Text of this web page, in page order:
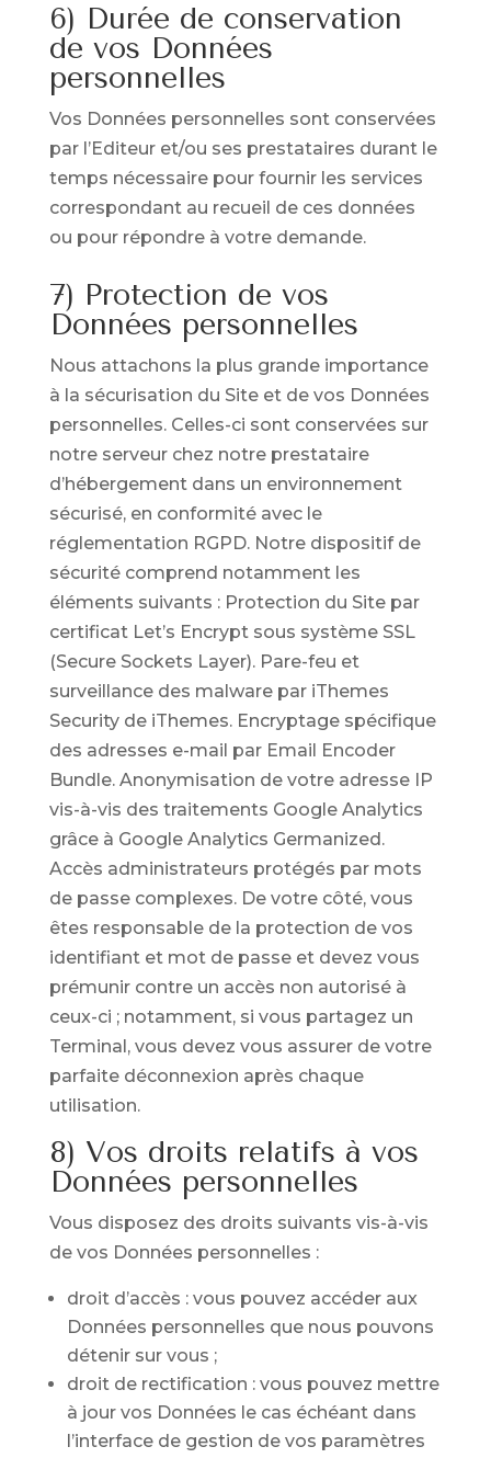
6) Durée de conservation
de vos Données
personnelles
Vos Données personnelles sont conservées
par l’Editeur et/ou ses prestataires durant le
temps nécessaire pour fournir les services
correspondant au recueil de ces données
ou pour répondre à votre demande.
7) Protection de vos
Données personnelles
Nous attachons la plus grande importance
à la sécurisation du Site et de vos Données
personnelles. Celles-ci sont conservées sur
notre serveur chez notre prestataire
d’hébergement dans un environnement
sécurisé, en conformité avec le
réglementation RGPD. Notre dispositif de
sécurité comprend notamment les
éléments suivants : Protection du Site par
certificat Let’s Encrypt sous système SSL
(Secure Sockets Layer). Pare-feu et
surveillance des malware par iThemes
Security de iThemes. Encryptage spécifique
des adresses e-mail par Email Encoder
Bundle. Anonymisation de votre adresse IP
vis-à-vis des traitements Google Analytics
grâce à Google Analytics Germanized.
Accès administrateurs protégés par mots
de passe complexes. De votre côté, vous
êtes responsable de la protection de vos
identifiant et mot de passe et devez vous
prémunir contre un accès non autorisé à
ceux-ci ; notamment, si vous partagez un
Terminal, vous devez vous assurer de votre
parfaite déconnexion après chaque
utilisation.
8) Vos droits relatifs à vos
Données personnelles
Vous disposez des droits suivants vis-à-vis
de vos Données personnelles :
droit d’accès : vous pouvez accéder aux
Données personnelles que nous pouvons
détenir sur vous ;
droit de rectification : vous pouvez mettre
à jour vos Données le cas échéant dans
l’interface de gestion de vos paramètres